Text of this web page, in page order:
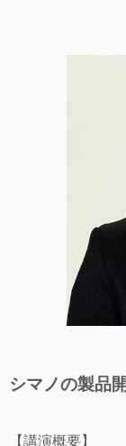
シマノの製品
【講演概要】